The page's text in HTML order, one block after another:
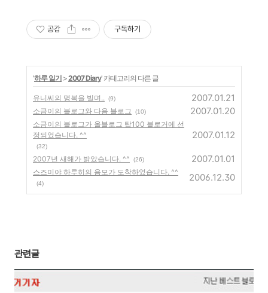
공감 구독하기
'하루 일기 >2007 Diary' 카테고리의 다른 글
유니씨의 명복을 빌며.. (9) 2007.01.21
소금이의 블로그와 다음 블로그 (10) 2007.01.20
소금이의 블로그가 올블로그 탑100 블로거에 선
정되었습니다. ^^
(32)
2007.01.12
2007년 새해가 밝았습니다. ^^ (26) 2007.01.01
스즈미야 하루히의 음모가 도착하였습니다. ^^
(4)
2006.12.30
관련글